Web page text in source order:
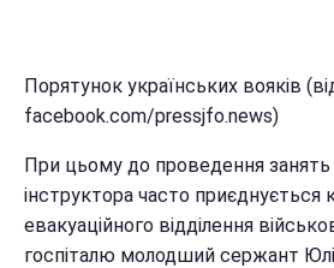
Порятунок українських вояків
facebook.com/pressjfo.news)
При цьому до проведення занять
інструктора часто приєднується
евакуаційного відділення
госпіталю молодший сержант